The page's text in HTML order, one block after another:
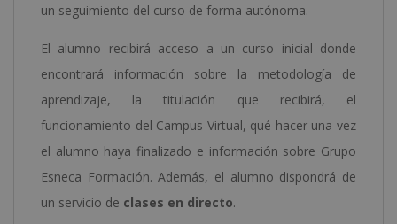
un seguimiento del curso de forma autónoma.
El alumno recibirá acceso a un curso inicial donde
encontrará información sobre la metodología de
aprendizaje, la titulación que recibirá, el
funcionamiento del Campus Virtual, qué hacer una vez
el alumno haya finalizado e información sobre Grupo
Esneca Formación. Además, el alumno dispondrá de
un servicio de clases en directo.